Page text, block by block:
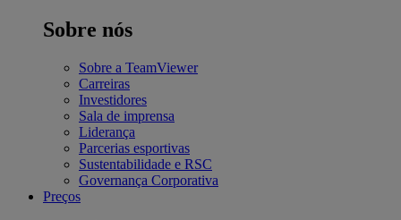
Sobre nós
Sobre a TeamViewer
Carreiras
Investidores
Sala de imprensa
Liderança
Parcerias esportivas
Sustentabilidade e RSC
Governança Corporativa
Preços